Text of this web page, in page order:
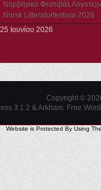
Νορβηγικό Φεστιβάλ
Norsk Litteraturfestival 2026
25 Ιουνίου 2026
Copyright ©
3.1.2 & Arkham. Free
Website is Protected By Using